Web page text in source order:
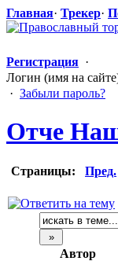
Главная· Трекер·
Регистрация ·
Логин (имя на
· Забыли пароль?
Отче
Страницы: Пред.
Автор